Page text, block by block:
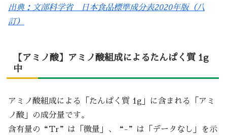
出典：文部科学省 日本食品標準成分表2020年版（八
訂）
【アミノ酸】アミノ酸組成によるたんぱく質 1g
中
アミノ酸組成による「たんぱく質 1g」に含まれる「アミ
ノ酸」の成分量です。
含有量の“Tr”は「微量」、“-”は「データなし」を示